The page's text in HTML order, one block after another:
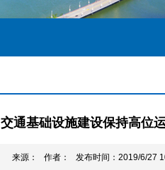
交通基础设施建设保持高位
来源： 作者： 发布时间：2019/6/27